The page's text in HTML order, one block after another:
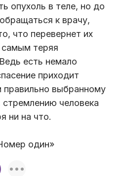
опухоль в теле, но до
к врачу,
что перевернет их
самым теряя
есть немало
приходит
правильно выбранному
человека
ни на что.
один»